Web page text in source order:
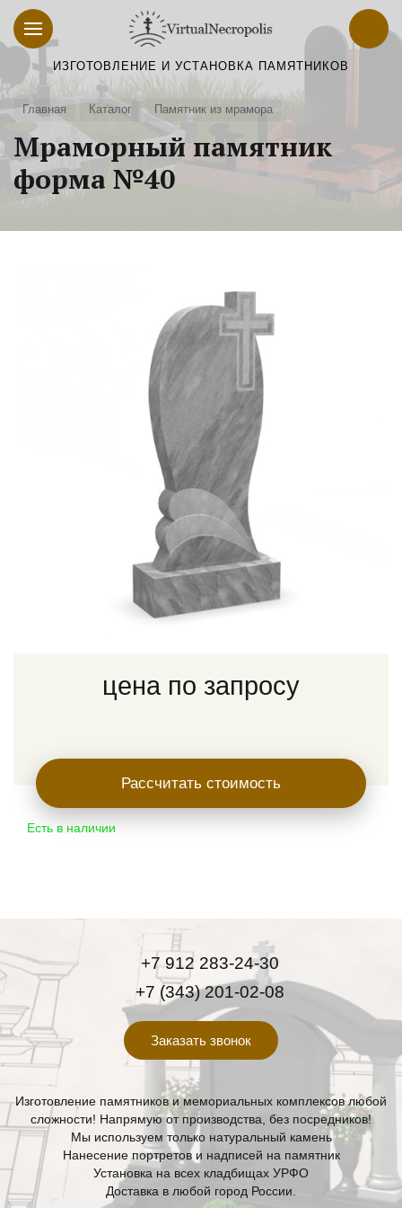
ИЗГОТОВЛЕНИЕ И УСТАНОВКА ПАМЯТНИКОВ
Главная Каталог Памятник из мрамора
Мраморный памятник
форма №40
Есть в наличии
цена по запросу
Рассчитать стоимость
+7 912 283-24-30
+7 (343) 201-02-08
Заказать звонок
Изготовление памятников и мемориальных комплексов любой
сложности! Напрямую от производства, без посредников!
Мы используем только натуральный камень
Нанесение портретов и надписей на памятник
Установка на всех кладбищах УРФО
Доставка в любой город России.